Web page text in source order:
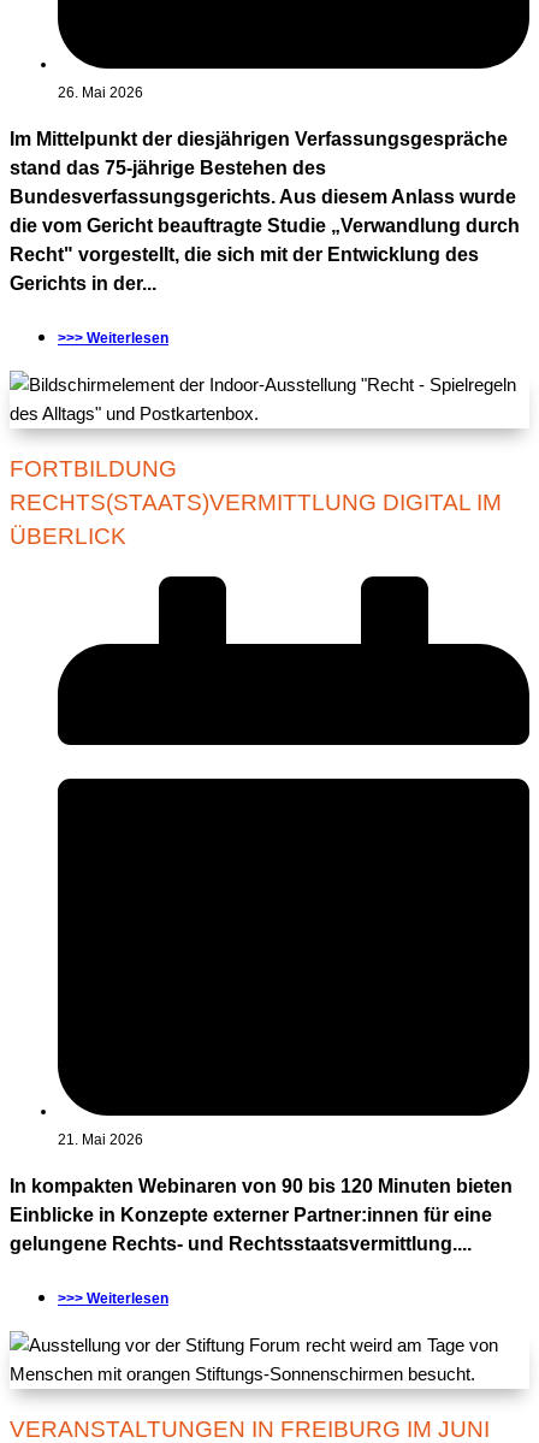
26. Mai 2026
Im Mittelpunkt der diesjährigen Verfassungsgespräche
stand das 75-jährige Bestehen des
Bundesverfassungsgerichts. Aus diesem Anlass wurde
die vom Gericht beauftragte Studie „Verwandlung durch
Recht" vorgestellt, die sich mit der Entwicklung des
Gerichts in der...
>>> Weiterlesen
FORTBILDUNG
RECHTS(STAATS)VERMITTLUNG DIGITAL IM
ÜBERLICK
21. Mai 2026
In kompakten Webinaren von 90 bis 120 Minuten bieten
Einblicke in Konzepte externer Partner:innen für eine
gelungene Rechts- und Rechtsstaatsvermittlung....
>>> Weiterlesen
VERANSTALTUNGEN IN FREIBURG IM JUNI